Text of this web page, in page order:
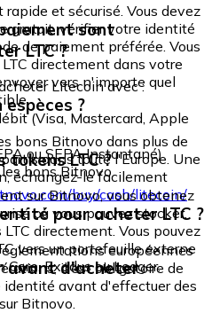
et sécurisé. Vous devez
gratuit, vérifier votre identité
de paiement préférée. Vous
directement dans votre
vers n'importe quel
sont
LTC ?
Litecoin avec :
(Visa, Mastercard, Apple
ou SEPA Instantané)
bons Bitnovo
espèces ?
bons Bitnovo dans plus de
dans toute l'Europe. Une
échangez-le facilement
buy/cash/litecoin/
tokens LTC ?
sur Bitnovo, vous obtenez
où vous pouvez stocker,
directement. Vous pouvez
vers un portefeuille externe
Exodus ou Ledger.
pour acheter LTC ?
européennes
il est obligatoire de
avant d'effectuer des
Bitnovo.
avant d'acheter